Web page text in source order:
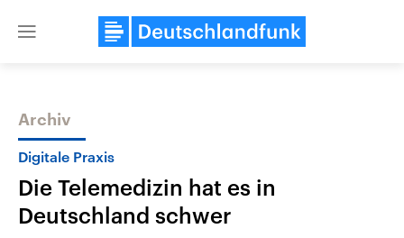
Close
Themen
Archiv
Digitale Praxis
Die Telemedizin hat es in
Deutschland schwer